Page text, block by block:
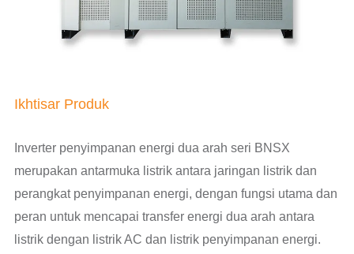
Ikhtisar Produk
Inverter penyimpanan energi dua arah seri BNSX
merupakan antarmuka listrik antara jaringan listrik dan
perangkat penyimpanan energi, dengan fungsi utama dan
peran untuk mencapai transfer energi dua arah antara
listrik dengan listrik AC dan listrik penyimpanan energi.